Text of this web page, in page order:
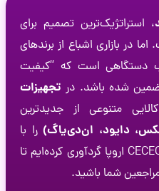
، استراتژیک‌ترین تصمیم برای
در بازاری اشباع از برندهای
دستگاهی است که “کیفیت
شده باشد. در تجهیزات
متنوعی از جدیدترین
دایود، ان‌دی‌یاگ) را با
CECEاروپا گردآوری کرده‌ایم تا
شما باشید.